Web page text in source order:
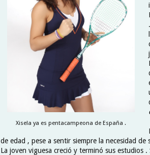
Xisela ya es pentacampeona de España .
de edad , pese a sentir siempre la necesidad
La joven viguesa creció y terminó sus estudios